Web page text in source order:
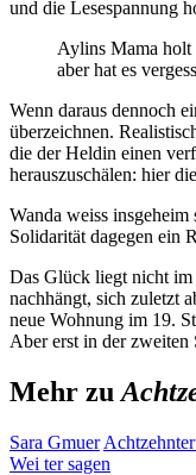
und die Lesespannung
Aylins Mama holt
aber hat es
Wenn daraus dennoch
überzeichnen.
die der Heldin einen
herauszuschälen: hier
Wanda weiss
Solidarität dagegen ein
Das Glück liegt nicht im
nachhängt, sich zuletzt
neue Wohnung im 19.
Aber erst in der zweiten
Mehr zu
Sara Gmuer
Wei ter sagen